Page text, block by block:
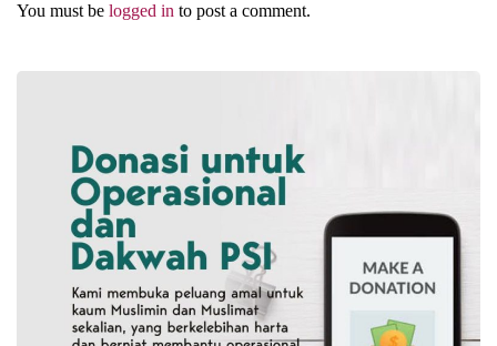
You must be logged in to post a comment.